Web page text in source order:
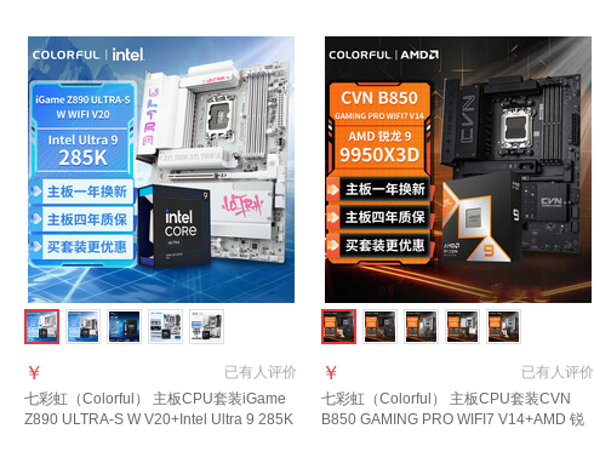
已有人评价
￥
七彩虹（Colorful） 主板CPU套装iGame
Z890 ULTRA-S W V20+Intel Ultra 9 285K
已有人评价
￥
七彩虹（Colorful） 主板CPU套装CVN
B850 GAMING PRO WIFI7 V14+AMD 锐